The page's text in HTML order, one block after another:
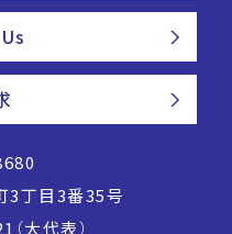
3丁目3番35号
（大代表）